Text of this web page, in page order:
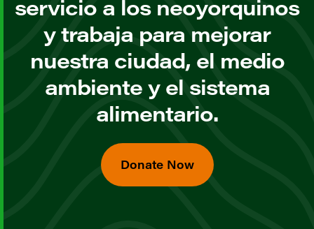
servicio a los neoyorquinos
y trabaja para mejorar
nuestra ciudad, el medio
ambiente y el sistema
alimentario.
Donate Now